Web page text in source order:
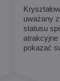
uważany
statusu
pokazać